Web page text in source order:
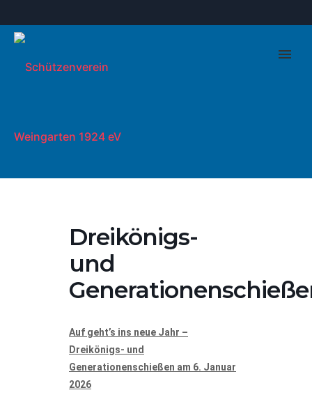
Dreikönigs-
und
Auf geht’s ins neue Jahr –
Dreikönigs- und
Generationenschießen am 6. Januar
2026